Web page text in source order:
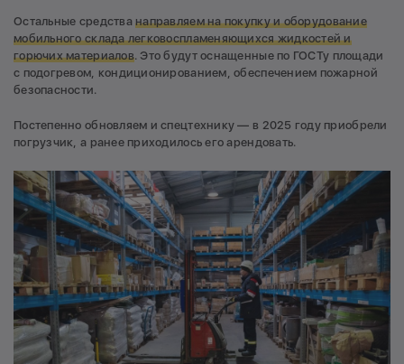
Остальные средстванаправляем на покупку и оборудование
мобильного склада легковоспламеняющихся жидкостей и
горючих материалов. Это будут оснащенные по ГОСТу площади
с подогревом, кондиционированием, обеспечением пожарной
безопасности.
Постепенно обновляем и спецтехнику — в 2025 году приобрели
погрузчик, а ранее приходилось его арендовать.